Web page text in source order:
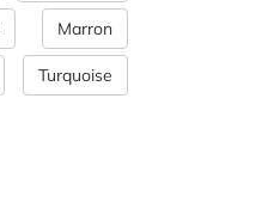
Marron
Turquoise